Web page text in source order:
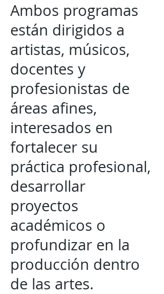
Ambos programas
están dirigidos a
artistas, músicos,
docentes y
profesionistas de
áreas afines,
interesados en
fortalecer su
práctica profesional,
desarrollar
proyectos
académicos o
profundizar en la
producción dentro
de las artes.